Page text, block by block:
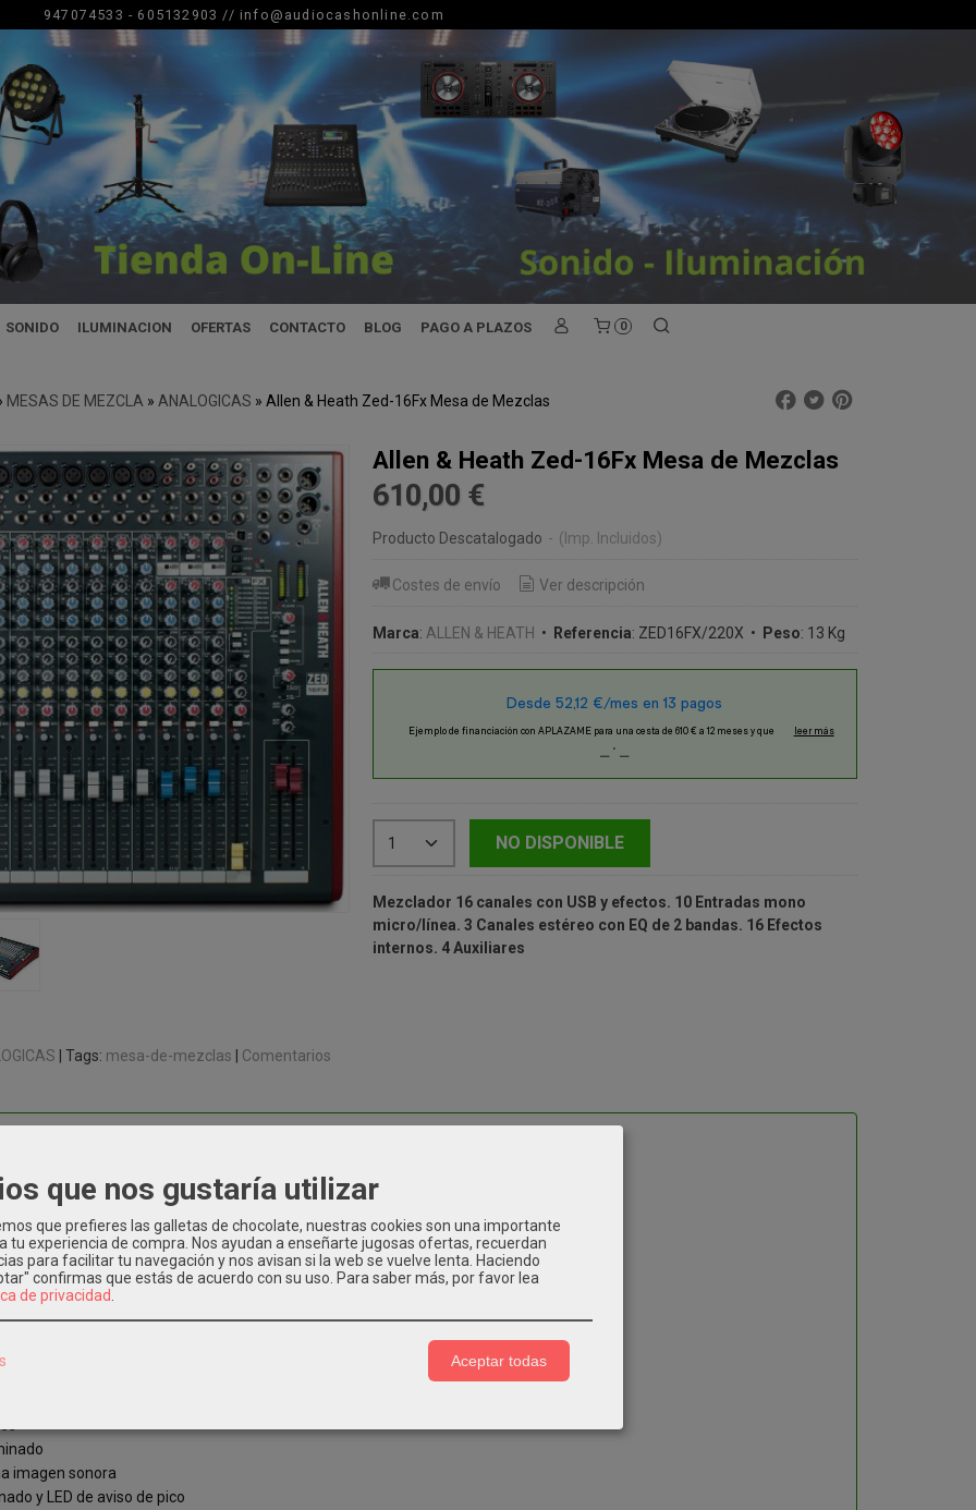
947074533 - 605132903 // info@audiocashonline.com
SONIDO ILUMINACION OFERTAS CONTACTO BLOG PAGO A PLAZOS 0
MESAS DE MEZCLA » ANALOGICAS » Allen & Heath Zed-16Fx Mesa de Mezclas
Allen & Heath Zed-16Fx Mesa de Mezclas
610,00 €
Producto Descatalogado - (Imp. Incluidos)
Costes de envío Ver descripción
Marca: ALLEN & HEATH • Referencia: ZED16FX/220X • Peso: 13 Kg
NO DISPONIBLE
Mezclador 16 canales con USB y efectos. 10 Entradas mono
micro/línea. 3 Canales estéreo con EQ de 2 bandas. 16 Efectos
internos. 4 Auxiliares
Tags: mesa-de-mezclas Comentarios
canales con USB y efectos.
mono micro/línea
estéreo con EQ de 2 bandas y entradas para fuentes adicionales
internos de retardo de tiempo
XLR Neutrik para los micrófonos
canal
imagen sonora
y LED de aviso de pico
que nos gustaría utilizar
que prefieres las galletas de chocolate, nuestras cookies son una importante
tu experiencia de compra. Nos ayudan a enseñarte jugosas ofertas, recuerdan
para facilitar tu navegación y nos avisan si la web se vuelve lenta. Haciendo
confirmas que estás de acuerdo con su uso. Para saber más, por favor lea
de privacidad.
Aceptar todas